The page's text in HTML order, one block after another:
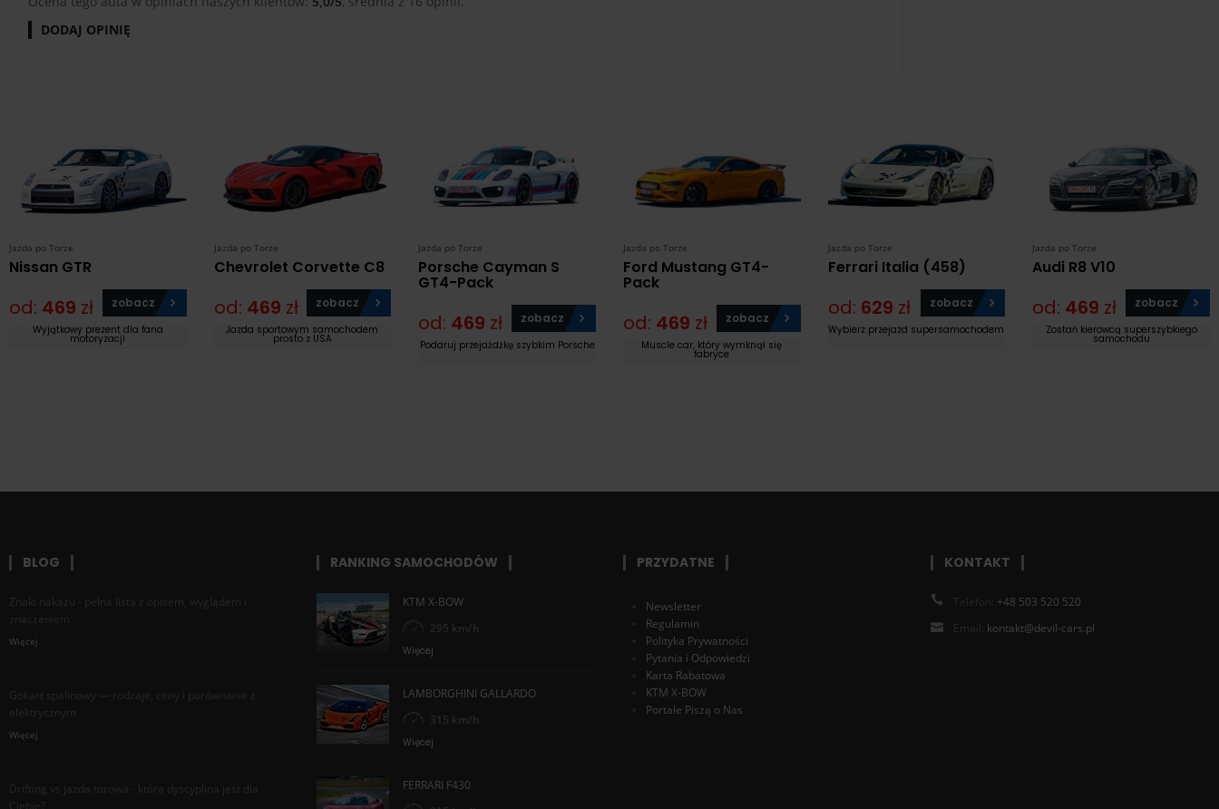
DODAJ OPINIĘ
Jazda po Torze
Nissan GTR
od: 469 zł zobacz
Wyjątkowy prezent dla fana
motoryzacji
Jazda po Torze
Chevrolet Corvette C8
od: 469 zł zobacz
Jazda sportowym samochodem
prosto z USA
Jazda po Torze
Porsche Cayman S
GT4-Pack
od: 469 zł zobacz
Podaruj przejażdżkę szybkim Porsche
Jazda po Torze
Ford Mustang GT4-
Pack
od: 469 zł zobacz
Muscle car, który wymknął się
fabryce
Jazda po Torze
Ferrari Italia (458)
od: 629 zł zobacz
Wybierz przejazd supersamochodem
Jazda po Torze
Audi R8 V10
od: 469 zł zobacz
Zostań kierowcą superszybkiego
samochodu
BLOG
Znaki nakazu - pełna lista z opisem, wyglądem i
znaczeniem
Więcej
Gokart spalinowy — rodzaje, ceny i porównanie z
elektrycznym
Więcej
Drifting vs jazda torowa - która dyscyplina jest dla
RANKING SAMOCHODÓW
KTM X-BOW
295 km/h
Więcej
LAMBORGHINI GALLARDO
315 km/h
Więcej
FERRARI F430
PRZYDATNE
Newsletter
Regulamin
Polityka Prywatności
Pytania i Odpowiedzi
Karta Rabatowa
KTM X-BOW
Portale Piszą o Nas
KONTAKT
Telefon: +48 503 520 520
Email: kontakt@devil-cars.pl